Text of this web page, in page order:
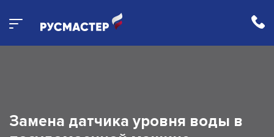
Замена датчика уровня воды в